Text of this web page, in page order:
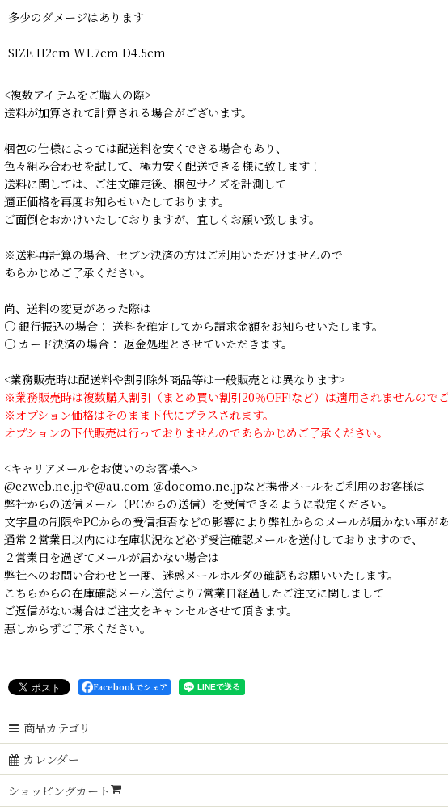
多少のダメージはあります
SIZE H2cm W1.7cm D4.5cm
<複数アイテムをご購入の際>
送料が加算されて計算される場合がございます。
梱包の仕様によっては配送料を安くできる場合もあり、
色々組み合わせを試して、極力安く配送できる様に致します！
送料に関しては、ご注文確定後、梱包サイズを計測して
適正価格を再度お知らせいたしております。
ご面倒をおかけいたしておりますが、宜しくお願い致します。
※送料再計算の場合、セブン決済の方はご利用いただけませんので
あらかじめご了承ください。
尚、送料の変更があった際は
○ 銀行振込の場合： 送料を確定してから請求金額をお知らせいたします。
○ カード決済の場合： 返金処理とさせていただきます。
<業務販売時は配送料や割引除外商品等は一般販売とは異なります>
※業務販売時は複数購入割引（まとめ買い割引20％OFF!など）は適用されませんのでご
※オプション価格はそのまま下代にプラスされます。
オプションの下代販売は行っておりませんのであらかじめご了承ください。
<キャリアメールをお使いのお客様へ>
@ezweb.ne.jpや@au.com ＠docomo.ne.jpなど携帯メールをご利用のお客様は
弊社からの送信メール（PCからの送信）を受信できるように設定ください。
文字量の制限やPCからの受信拒否などの影響により弊社からのメールが届かない事があ
通常２営業日以内には在庫状況など必ず受注確認メールを送付しておりますので、
２営業日を過ぎてメールが届かない場合は
弊社へのお問い合わせと一度、迷惑メールホルダの確認もお願いいたします。
こちらからの在庫確認メール送付より7営業日経過したご注文に関しまして
ご返信がない場合はご注文をキャンセルさせて頂きます。
悪しからずご了承ください。
Facebookでシェア
商品カテゴリ
カレンダー
ショッピングカート